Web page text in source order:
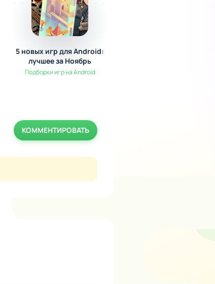
5 новых игр для Android:
лучшее за Ноябрь
Подборки игр на Android
КОММЕНТИРОВАТЬ